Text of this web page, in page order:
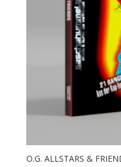
O.G. ALLSTARS &